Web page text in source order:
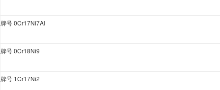
牌号0Cr17Ni7Al
牌号0Cr18Ni9
牌号 1Cr17Ni2